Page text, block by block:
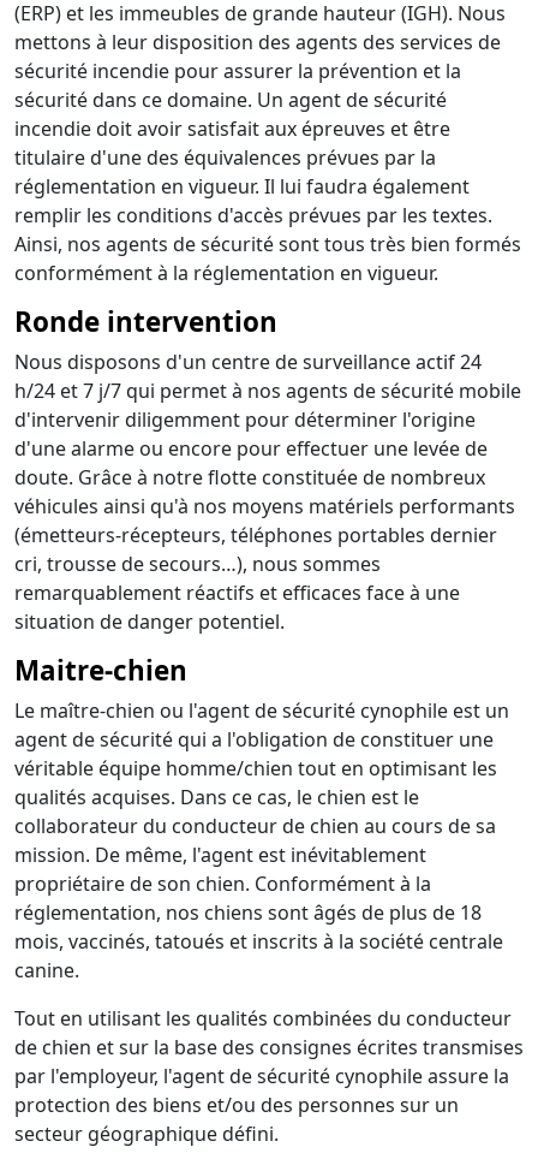
(ERP) et les immeubles de grande hauteur (IGH). Nous
mettons à leur disposition des agents des services de
sécurité incendie pour assurer la prévention et la
sécurité dans ce domaine. Un agent de sécurité
incendie doit avoir satisfait aux épreuves et être
titulaire d'une des équivalences prévues par la
réglementation en vigueur. Il lui faudra également
remplir les conditions d'accès prévues par les textes.
Ainsi, nos agents de sécurité sont tous très bien formés
conformément à la réglementation en vigueur.
Ronde intervention
Nous disposons d'un centre de surveillance actif 24
h/24 et 7 j/7 qui permet à nos agents de sécurité mobile
d'intervenir diligemment pour déterminer l'origine
d'une alarme ou encore pour effectuer une levée de
doute. Grâce à notre flotte constituée de nombreux
véhicules ainsi qu'à nos moyens matériels performants
(émetteurs-récepteurs, téléphones portables dernier
cri, trousse de secours…), nous sommes
remarquablement réactifs et efficaces face à une
situation de danger potentiel.
Maitre-chien
Le maître-chien ou l'agent de sécurité cynophile est un
agent de sécurité qui a l'obligation de constituer une
véritable équipe homme/chien tout en optimisant les
qualités acquises. Dans ce cas, le chien est le
collaborateur du conducteur de chien au cours de sa
mission. De même, l'agent est inévitablement
propriétaire de son chien. Conformément à la
réglementation, nos chiens sont âgés de plus de 18
mois, vaccinés, tatoués et inscrits à la société centrale
canine.
Tout en utilisant les qualités combinées du conducteur
de chien et sur la base des consignes écrites transmises
par l'employeur, l'agent de sécurité cynophile assure la
protection des biens et/ou des personnes sur un
secteur géographique défini.